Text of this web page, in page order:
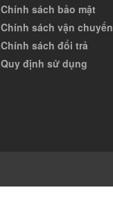
Chính sách bảo mật
Chính sách vận chuyển
Chính sách đổi trả
Quy định sử dụng